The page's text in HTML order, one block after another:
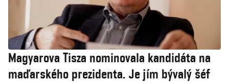
Magyarova Tisza nominovala kandidáta na
maďarského prezidenta. Je jím bývalý šéf